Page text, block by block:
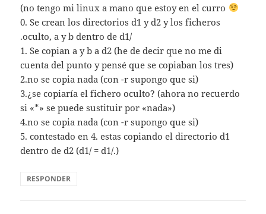
(no tengo mi linux a mano que estoy en el curro
0. Se crean los directorios d1 y d2 y los ficheros
.oculto, a y b dentro de d1/
1. Se copian a y b a d2 (he de decir que no me di
cuenta del punto y pensé que se copiaban los tres)
2.no se copia nada (con -r supongo que si)
3.¿se copiaría el fichero oculto? (ahora no recuerdo
si «*» se puede sustituir por «nada»)
4.no se copia nada (con -r supongo que si)
5. contestado en 4. estas copiando el directorio d1
dentro de d2 (d1/ = d1/.)
RESPONDER